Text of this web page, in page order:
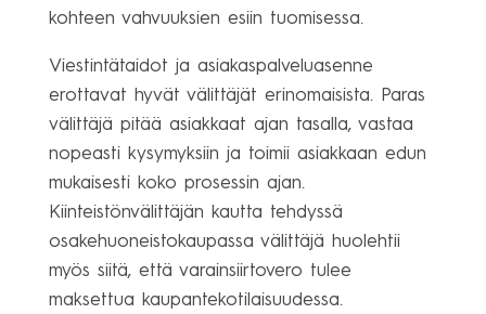
kohteen vahvuuksien esiin tuomisessa.
Viestintätaidot ja asiakaspalveluasenne
erottavat hyvät välittäjät erinomaisista. Paras
välittäjä pitää asiakkaat ajan tasalla, vastaa
nopeasti kysymyksiin ja toimii asiakkaan edun
mukaisesti koko prosessin ajan.
Kiinteistönvälittäjän kautta tehdyssä
osakehuoneistokaupassa välittäjä huolehtii
myös siitä, että varainsiirtovero tulee
maksettua kaupantekotilaisuudessa.